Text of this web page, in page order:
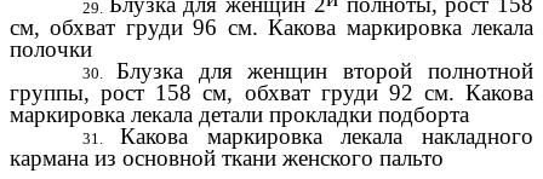
см, обхват груди 96 см. Какова маркировка лекала
полочки
Блузка для женщин второй полнотной
группы, рост 158 см, обхват груди 92 см. Какова
маркировка лекала детали прокладки подборта
Какова маркировка лекала накладного
кармана из основной ткани женского пальто